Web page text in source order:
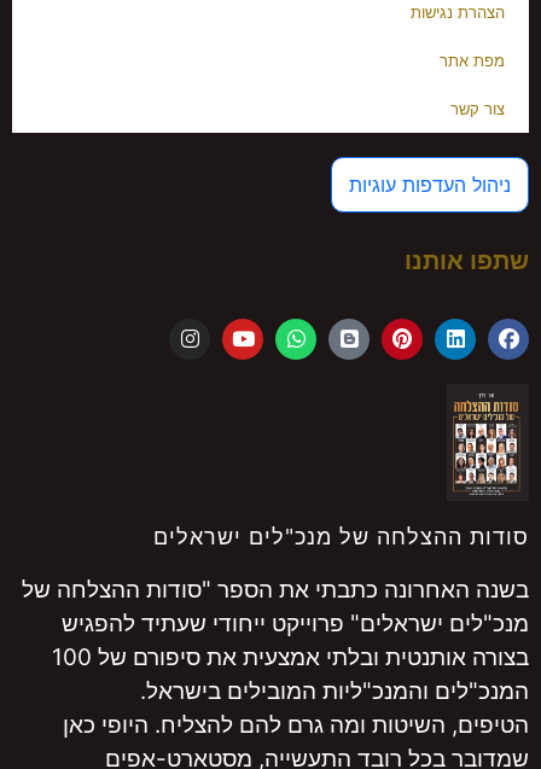
הצהרת נגישות
מפת אתר
צור קשר
ניהול העדפות עוגיות
שתפו אותנו
סודות ההצלחה של מנכ"לים ישראלים
בשנה האחרונה כתבתי את הספר "סודות ההצלחה של
מנכ"לים ישראלים" פרוייקט ייחודי שעתיד להפגיש
בצורה אותנטית ובלתי אמצעית את סיפורם של 100
המנכ"לים והמנכ"ליות המובילים בישראל.
הטיפים, השיטות ומה גרם להם להצליח. היופי כאן
שמדובר בכל רובד התעשייה, מסטארט-אפים